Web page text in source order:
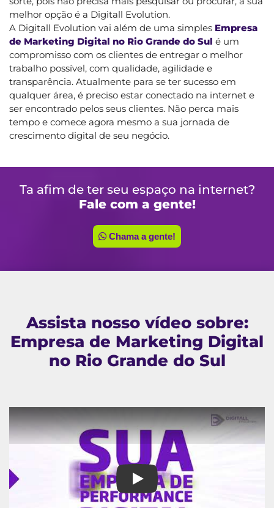
melhor opção é a Digitall Evolution.
A Digitall Evolution vai além de uma simples Empresa
de Marketing Digital no Rio Grande do Sul é um
compromisso com os clientes de entregar o melhor
trabalho possível, com qualidade, agilidade e
transparência. Atualmente para se ter sucesso em
qualquer área, é preciso estar conectado na internet e
ser encontrado pelos seus clientes. Não perca mais
tempo e comece agora mesmo a sua jornada de
crescimento digital de seu negócio.
Ta afim de ter seu espaço na internet?
Fale com a gente!
Chama a gente!
Assista nosso vídeo sobre:
Empresa de Marketing Digital
no Rio Grande do Sul
Empresa de Marketing Digital